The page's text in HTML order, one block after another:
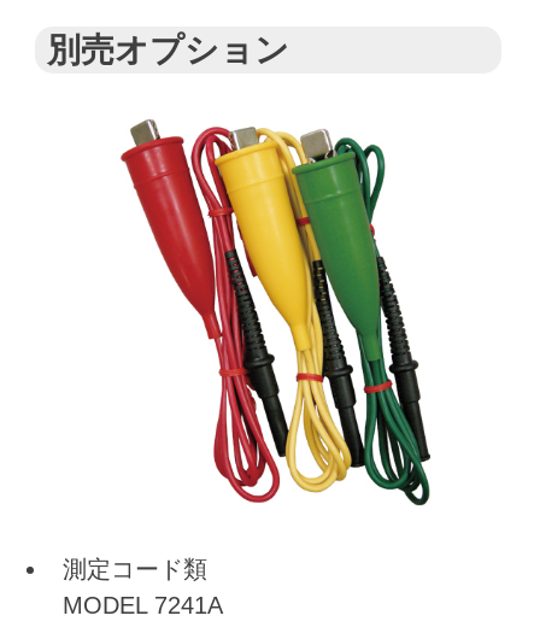
別売オプション
測定コード類
MODEL 7241A